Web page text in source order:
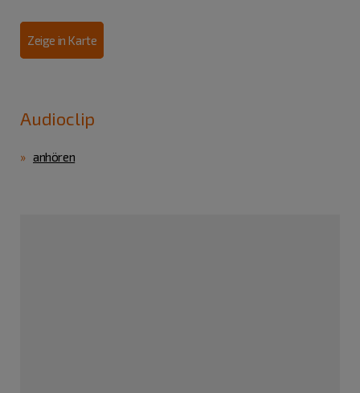
Zeige in Karte
Audioclip
anhören